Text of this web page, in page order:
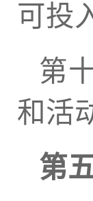
可投
第
和活
第